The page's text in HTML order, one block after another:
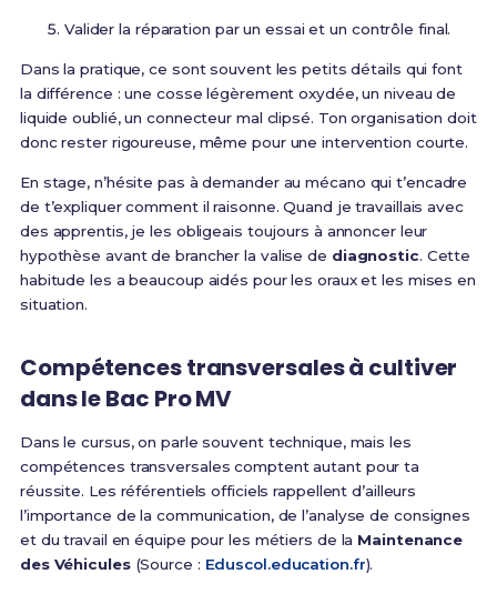
Valider la réparation par un essai et un contrôle final.
Dans la pratique, ce sont souvent les petits détails qui font
la différence : une cosse légèrement oxydée, un niveau de
liquide oublié, un connecteur mal clipsé. Ton organisation doit
donc rester rigoureuse, même pour une intervention courte.
En stage, n’hésite pas à demander au mécano qui t’encadre
de t’expliquer comment il raisonne. Quand je travaillais avec
des apprentis, je les obligeais toujours à annoncer leur
hypothèse avant de brancher la valise de diagnostic. Cette
habitude les a beaucoup aidés pour les oraux et les mises en
situation.
Compétences transversales à cultiver
dans le Bac Pro MV
Dans le cursus, on parle souvent technique, mais les
compétences transversales comptent autant pour ta
réussite. Les référentiels officiels rappellent d’ailleurs
l’importance de la communication, de l’analyse de consignes
et du travail en équipe pour les métiers de la Maintenance
des Véhicules(Source : Eduscol.education.fr).